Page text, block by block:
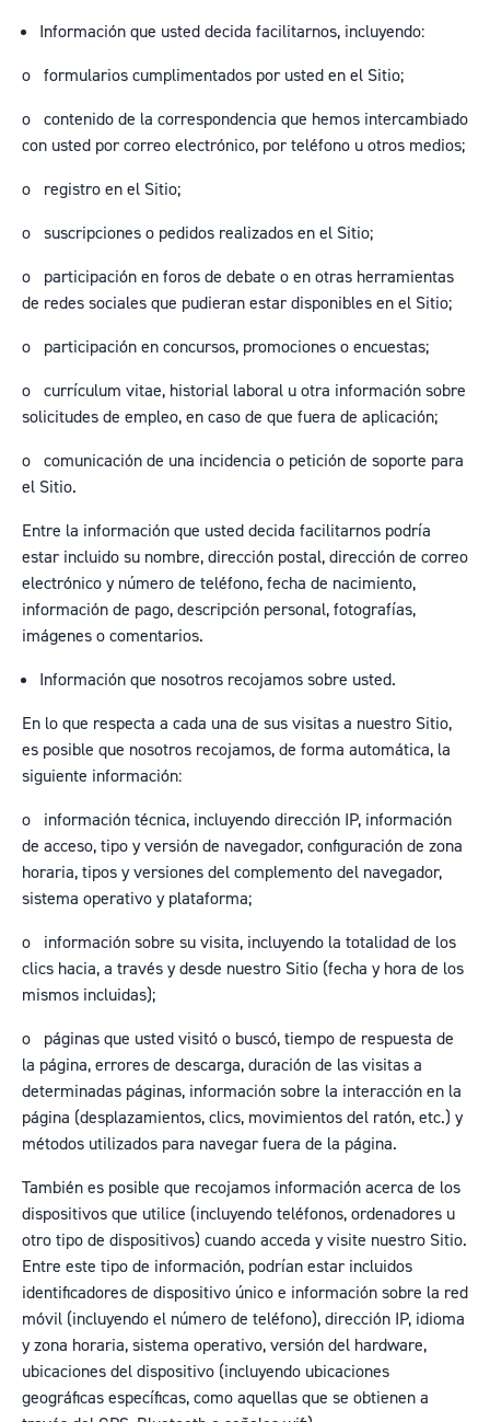
Información que usted decida facilitarnos, incluyendo:
o formularios cumplimentados por usted en el Sitio;
o contenido de la correspondencia que hemos intercambiado
con usted por correo electrónico, por teléfono u otros medios;
o
registro en el Sitio;
o suscripciones o pedidos realizados en el Sitio;
o
participación en foros de debate o en otras herramientas
de redes sociales que pudieran estar disponibles en el Sitio;
o
participación en concursos, promociones o encuestas;
o currículum vitae, historial laboral u otra información sobre
solicitudes de empleo, en caso de que fuera de aplicación;
o comunicación de una incidencia o petición de soporte para
el Sitio.
Entre la información que usted decida facilitarnos podría
estar incluido su nombre, dirección postal, dirección de correo
electrónico y número de teléfono, fecha de nacimiento,
información de pago, descripción personal, fotografías,
imágenes o comentarios.
Información que nosotros recojamos sobre usted.
En lo que respecta a cada una de sus visitas a nuestro Sitio,
es posible que nosotros recojamos, de forma automática, la
siguiente información:
o
información técnica, incluyendo dirección IP, información
de acceso, tipo y versión de navegador, configuración de zona
horaria, tipos y versiones del complemento del navegador,
sistema operativo y plataforma;
o
información sobre su visita, incluyendo la totalidad de los
clics hacia, a través y desde nuestro Sitio (fecha y hora de los
mismos incluidas);
o
páginas que usted visitó o buscó, tiempo de respuesta de
la página, errores de descarga, duración de las visitas a
determinadas páginas, información sobre la interacción en la
página (desplazamientos, clics, movimientos del ratón, etc.) y
métodos utilizados para navegar fuera de la página.
También es posible que recojamos información acerca de los
dispositivos que utilice (incluyendo teléfonos, ordenadores u
otro tipo de dispositivos) cuando acceda y visite nuestro Sitio.
Entre este tipo de información, podrían estar incluidos
identificadores de dispositivo único e información sobre la red
móvil (incluyendo el número de teléfono), dirección IP, idioma
y zona horaria, sistema operativo, versión del hardware,
ubicaciones del dispositivo (incluyendo ubicaciones
geográficas específicas, como aquellas que se obtienen a